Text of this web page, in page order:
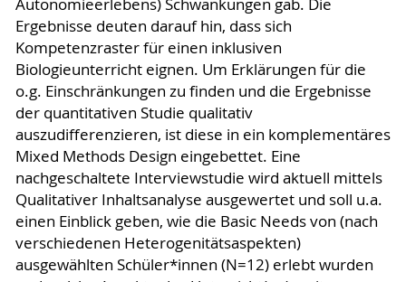
Autonomieerlebens) Schwankungen gab. Die
Ergebnisse deuten darauf hin, dass sich
Kompetenzraster für einen inklusiven
Biologieunterricht eignen. Um Erklärungen für die
o.g. Einschränkungen zu finden und die Ergebnisse
der quantitativen Studie qualitativ
auszudifferenzieren, ist diese in ein komplementäres
Mixed Methods Design eingebettet. Eine
nachgeschaltete Interviewstudie wird aktuell mittels
Qualitativer Inhaltsanalyse ausgewertet und soll u.a.
einen Einblick geben, wie die Basic Needs von (nach
verschiedenen Heterogenitätsaspekten)
ausgewählten Schüler*innen (N=12) erlebt wurden